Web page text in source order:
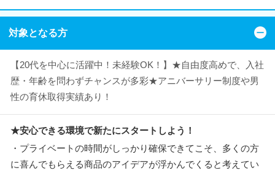
対象となる方
【20代を中心に活躍中！未経験OK！】★自由度高めで、入社
歴・年齢を問わずチャンスが多彩★アニバーサリー制度や男
性の育休取得実績あり！
★安心できる環境で新たにスタートしよう！
・プライベートの時間がしっかり確保できてこそ、多くの方
に喜んでもらえる商品のアイデアが浮かんでくると考えてい